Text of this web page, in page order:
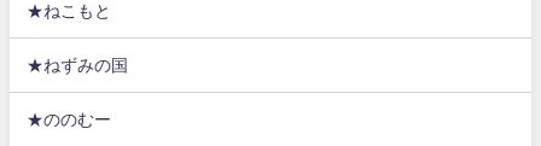
★ねこもと
★ねずみの国
★ののむー